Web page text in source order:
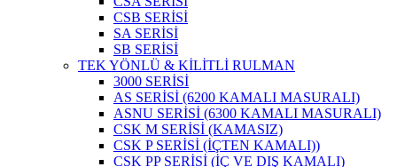
CSB SERİSİ
SA SERİSİ
SB SERİSİ
TEK YÖNLÜ & KİLİTLİ RULMAN
3000 SERİSİ
AS SERİSİ (6200 KAMALI MASURALI)
ASNU SERİSİ (6300 KAMALI MASURALI)
CSK M SERİSİ (KAMASIZ)
CSK P SERİSİ (İÇTEN KAMALI))
CSK PP SERİSİ (İÇ VE DIŞ KAMALI)